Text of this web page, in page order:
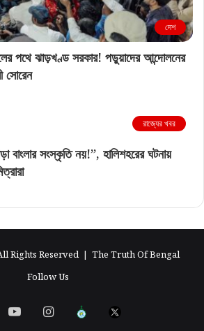
দেশ
পথে ঝাড়খণ্ড সরকার! পড়ুয়াদের আন্দোলনের
সোরেন
রাজ্যের খবর
বাংলার সংস্কৃতি নয়!”, হালিশহরের ঘটনায়
Rights Reserved | The Truth Of Bengal
Follow Us
YouTubeInstagram
এগিয়ে